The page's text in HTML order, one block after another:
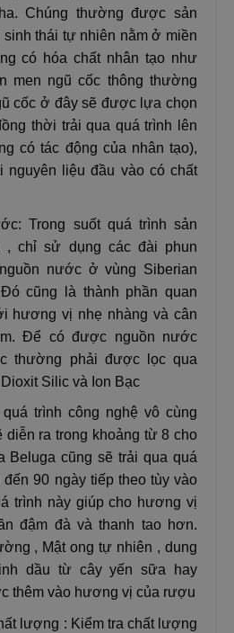
Chúng thường được sản
thái tự nhiên nằm ở miền
có hóa chất nhân tạo như
men ngũ cốc thông thường
cốc ở đây sẽ được lựa chọn
thời trải qua quá trình lên
có tác động của nhân tạo),
nguyên liệu đầu vào có chất
Trong suốt quá trình sản
, chỉ sử dụng các đài phun
nước ở vùng Siberian
cũng là thành phần quan
hương vị nhẹ nhàng và cân
Để có được nguồn nước
thường phải được lọc qua
Silic và Ion Bạc
trình công nghệ vô cùng
ra trong khoảng từ 8 cho
Beluga cũng sẽ trải qua quá
90 ngày tiếp theo tùy vào
trình này giúp cho hương vị
đậm đà và thanh tao hơn.
, Mật ong tự nhiên , dung
dầu từ cây yến sữa hay
thêm vào hương vị của rượu
lượng : Kiểm tra chất lượng